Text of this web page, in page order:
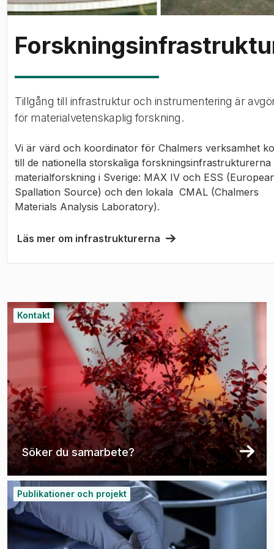
Tillgång till infrastruktur och instrumentering är
för materialvetenskaplig forskning.
Vi är värd och koordinator för Chalmers verksamhet
till de nationella storskaliga
materialforskning i Sverige: MAX IV och ESS
Spallation Source) och den lokala CMAL (Chalmers
Materials Analysis Laboratory).
Läs mer om infrastrukturerna
Kontakt
Söker du samarbete?
Publikationer och projekt
Öppnas i ny flik)